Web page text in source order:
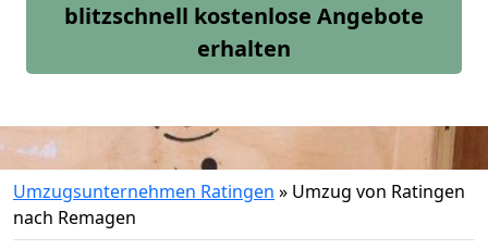
blitzschnell kostenlose Angebote
erhalten
Umzugsunternehmen Ratingen » Umzug von Ratingen
nach Remagen